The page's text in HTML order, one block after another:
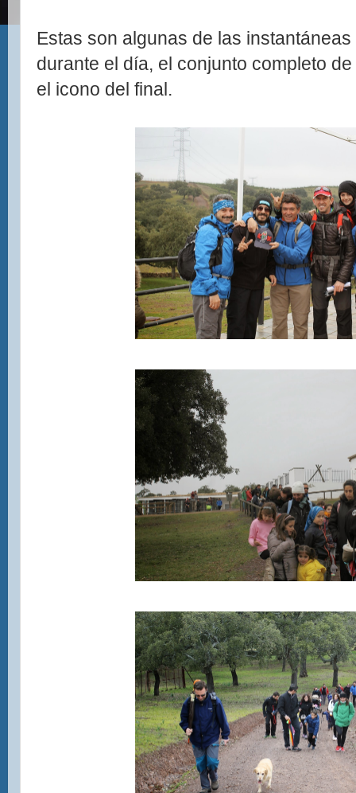
Estas son algunas de las
durante el día, el conjunto completo
el icono del final.